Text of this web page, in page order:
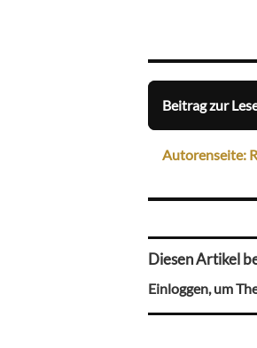
Beitrag zur
Autorenseite:
Diesen Artikel
Einloggen, um